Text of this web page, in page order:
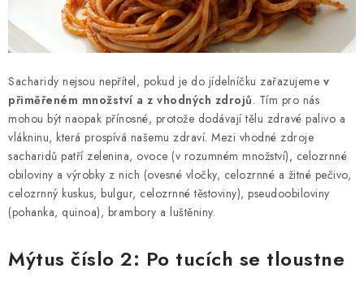
Sacharidy nejsou nepřítel, pokud je do jídelníčku zařazujeme v
přiměřeném množství a z vhodných zdrojů. Tím pro nás
mohou být naopak přínosné, protože dodávají tělu zdravé palivo a
vlákninu, která prospívá našemu zdraví. Mezi vhodné zdroje
sacharidů patří zelenina, ovoce (v rozumném množství), celozrnné
obiloviny a výrobky z nich (ovesné vločky, celozrnné a žitné pečivo,
celozrnný kuskus, bulgur, celozrnné těstoviny), pseudoobiloviny
(pohanka, quinoa), brambory a luštěniny.
Mýtus číslo 2: Po tucích se tloustne